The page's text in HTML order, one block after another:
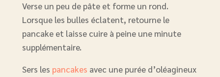
Verse un peu de pâte et forme un rond.
Lorsque les bulles éclatent, retourne le
pancake et laisse cuire à peine une minute
supplémentaire.
Sers les pancakes avec une purée d’oléagineux